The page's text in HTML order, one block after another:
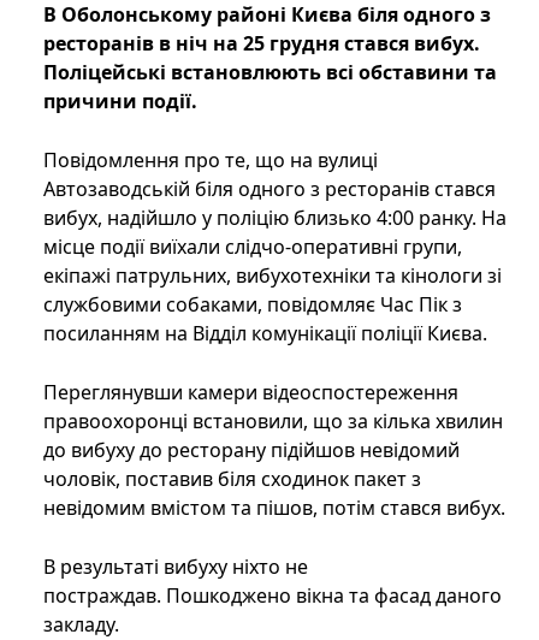
В Оболонському районі Києва біля одного з
ресторанів в ніч на 25 грудня стався вибух.
Поліцейські встановлюють всі обставини та
причини події.
Повідомлення про те, що на вулиці
Автозаводській біля одного з ресторанів стався
вибух, надійшло у поліцію близько 4:00 ранку. На
місце події виїхали слідчо-оперативні групи,
екіпажі патрульних, вибухотехніки та кінологи зі
службовими собаками, повідомляє Час Пік з
посиланням на Відділ комунікації поліції Києва.
Переглянувши камери відеоспостереження
правоохоронці встановили, що за кілька хвилин
до вибуху до ресторану підійшов невідомий
чоловік, поставив біля сходинок пакет з
невідомим вмістом та пішов, потім стався вибух.
В результаті вибуху ніхто не
постраждав. Пошкоджено вікна та фасад даного
закладу.